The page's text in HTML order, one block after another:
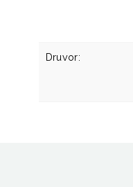
Druvor: